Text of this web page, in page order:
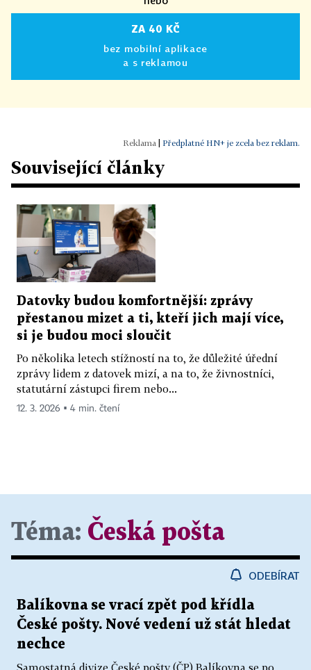
ZA 40 KČ
bez mobilní aplikace
a s reklamou
| Předplatné HN+ je zcela bez reklam.
Související články
Datovky budou komfortnější: zprávy
přestanou mizet a ti, kteří jich mají více,
si je budou moci sloučit
Po několika letech stížností na to, že důležité úřední
zprávy lidem z datovek mizí, a na to, že živnostníci,
statutární zástupci firem nebo...
12. 3. 2026 ▪ 4 min. čtení
Téma: Česká pošta
ODEBÍRAT
Balíkovna se vrací zpět pod křídla
České pošty. Nové vedení už stát hledat
nechce
Samostatná divize České pošty (ČP) Balíkovna se po